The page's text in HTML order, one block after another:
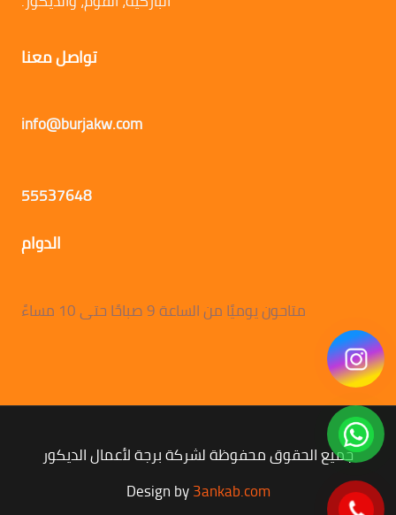
تواصل معنا
info@burjakw.com
55537648
الدوام
متاحون يوميًا من الساعة 9 صباحًا حتى 10 مساءً
جميع الحقوق محفوظة لشركة برجة لأعمال الديكور
Design by3ankab.com